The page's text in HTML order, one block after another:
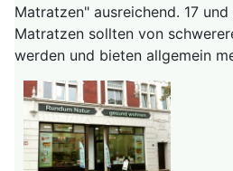
Matratzen" ausreichend. 17
Matratzen sollten von
werden und bieten allgemein